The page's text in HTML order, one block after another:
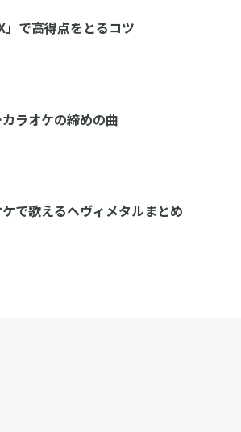
」で高得点をとるコツ
ラオケの締めの曲
で歌えるヘヴィメタルまとめ